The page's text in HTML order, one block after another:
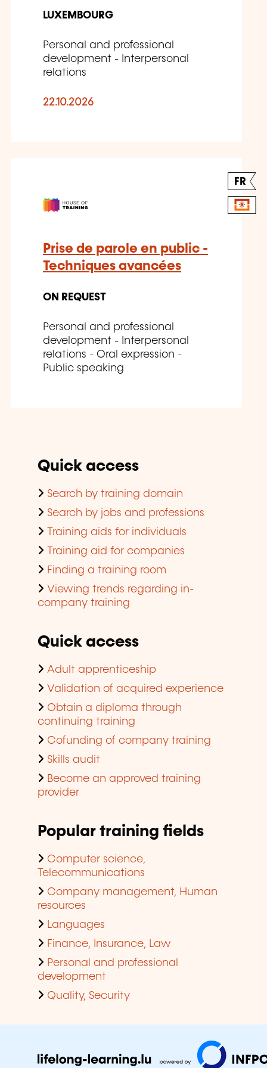
LUXEMBOURG
Personal and professional
development - Interpersonal
relations
22.10.2026
FR
Prise de parole en public -
Techniques avancées
ON REQUEST
Personal and professional
development - Interpersonal
relations - Oral expression -
Public speaking
Quick access
Search by training domain
Search by jobs and professions
Training aids for individuals
Training aid for companies
Finding a training room
Viewing trends regarding in-
company training
Quick access
Adult apprenticeship
Validation of acquired experience
Obtain a diploma through
continuing training
Cofunding of company training
Skills audit
Become an approved training
provider
Popular training fields
Computer science,
Telecommunications
Company management, Human
resources
Languages
Finance, Insurance, Law
Personal and professional
development
Quality, Security